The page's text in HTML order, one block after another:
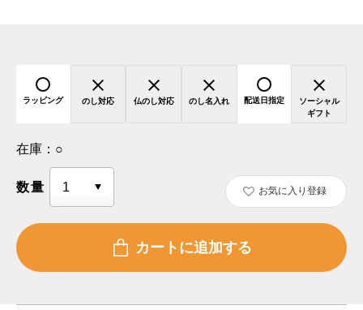
ラッピング のし対応 仏のし対応 のし名入れ 配送日指定
ソーシャル
ギフト
在庫： ○
数量 お気に入り登録